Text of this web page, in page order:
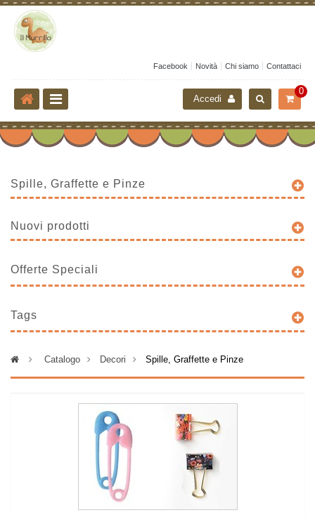
Facebook Novità Chi siamo Contattaci
0
Accedi
Spille, Graffette e Pinze
Nuovi prodotti
Offerte Speciali
Tags
> Catalogo > Decori > Spille, Graffette e Pinze